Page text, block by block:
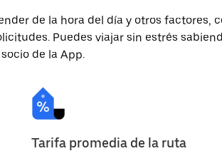
de la hora del día y otros factores,
Puedes viajar sin estrés
de la App.
Tarifa promedia de la ruta